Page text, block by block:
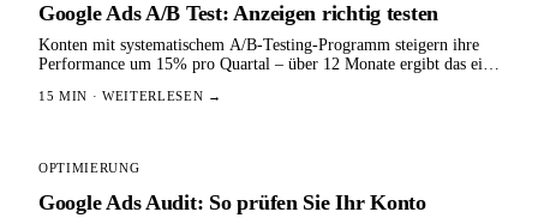
Google Ads A/B Test: Anzeigen richtig testen
Konten mit systematischem A/B-Testing-Programm steigern ihre
Performance um 15% pro Quartal – über 12 Monate ergibt das eine
15 MIN · WEITERLESEN →
OPTIMIERUNG
Google Ads Audit: So prüfen Sie Ihr Konto